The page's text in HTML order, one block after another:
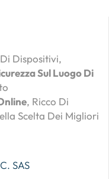
Dispositivi,
Sul Luogo Di
, Ricco Di
Scelta Dei Migliori
SAS